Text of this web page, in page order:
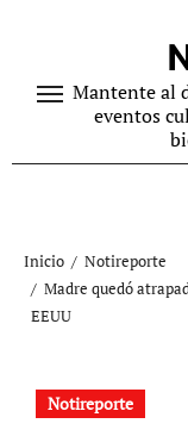
contenidoMantente al
eventos
Inicio
Notireporte
Madre quedó
EEUU
Notireporte